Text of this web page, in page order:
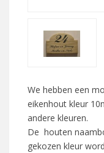
We hebben een
eikenhout kleur
andere kleuren.
De houten
gekozen kleur